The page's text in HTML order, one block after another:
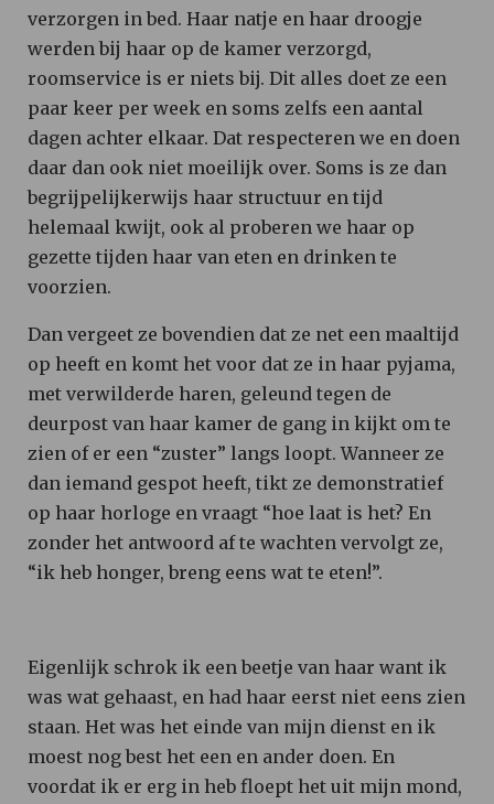
verzorgen in bed. Haar natje en haar droogje
werden bij haar op de kamer verzorgd,
roomservice is er niets bij. Dit alles doet ze een
paar keer per week en soms zelfs een aantal
dagen achter elkaar. Dat respecteren we en doen
daar dan ook niet moeilijk over. Soms is ze dan
begrijpelijkerwijs haar structuur en tijd
helemaal kwijt, ook al proberen we haar op
gezette tijden haar van eten en drinken te
voorzien.
Dan vergeet ze bovendien dat ze net een maaltijd
op heeft en komt het voor dat ze in haar pyjama,
met verwilderde haren, geleund tegen de
deurpost van haar kamer de gang in kijkt om te
zien of er een “zuster” langs loopt. Wanneer ze
dan iemand gespot heeft, tikt ze demonstratief
op haar horloge en vraagt “hoe laat is het? En
zonder het antwoord af te wachten vervolgt ze,
“ik heb honger, breng eens wat te eten!”.
Eigenlijk schrok ik een beetje van haar want ik
was wat gehaast, en had haar eerst niet eens zien
staan. Het was het einde van mijn dienst en ik
moest nog best het een en ander doen. En
voordat ik er erg in heb floept het uit mijn mond,